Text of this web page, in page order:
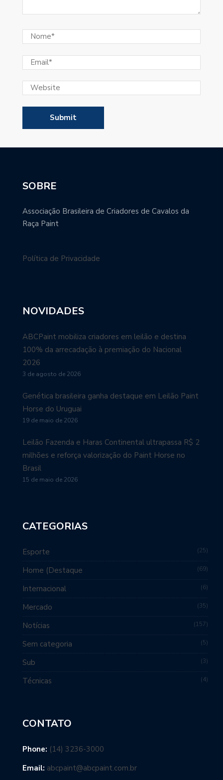
SOBRE
Associação Brasileira de Criadores de Cavalos da
Raça Paint
Política de Privacidade
NOVIDADES
ABCPaint mobiliza criadores em leilão e destina
100% da arrecadação à premiação do Nacional
2026
3 de agosto de 2026
Genética brasileira ganha destaque em Leilão Paint
Horse do Uruguai
19 de maio de 2026
Leilão Fazenda e Haras Continental ultrapassa R$ 2
milhões e reforça valorização do Paint Horse no
Brasil
15 de maio de 2026
CATEGORIAS
Esporte 25
Home (Destaque 69
Internacional 6
Mercado 35
Notícias 157
Sem categoria 5
Sub 3
Técnicas 4
CONTATO
Phone: (14) 3236-3000
Email: abcpaint@abcpaint.com.br